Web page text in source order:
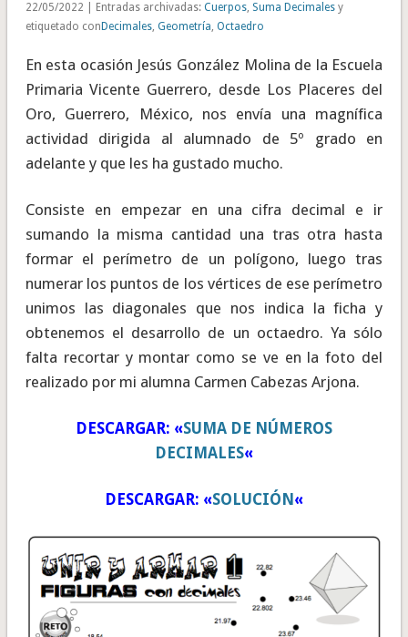
22/05/2022 | Entradas archivadas: Cuerpos, Suma Decimalesy
etiquetado con Decimales, Geometría, Octaedro
En esta ocasión Jesús González Molina de la Escuela
Primaria Vicente Guerrero, desde Los Placeres del
Oro, Guerrero, México, nos envía una magnífica
actividad dirigida al alumnado de 5º grado en
adelante y que les ha gustado mucho.
Consiste en empezar en una cifra decimal e ir
sumando la misma cantidad una tras otra hasta
formar el perímetro de un polígono, luego tras
numerar los puntos de los vértices de ese perímetro
unimos las diagonales que nos indica la ficha y
obtenemos el desarrollo de un octaedro. Ya sólo
falta recortar y montar como se ve en la foto del
realizado por mi alumna Carmen Cabezas Arjona.
DESCARGAR: «SUMA DE NÚMEROS
DECIMALES«
DESCARGAR: «SOLUCIÓN «